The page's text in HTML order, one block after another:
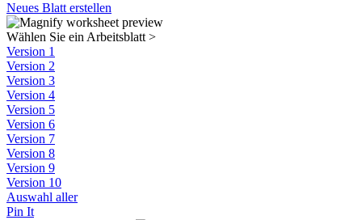
Neues Blatt erstellen
Wählen Sie ein Arbeitsblatt>
Version 1
Version 2
Version 3
Version 4
Version 5
Version 6
Version 7
Version 8
Version 9
Version 10
Auswahl aller
Pin It